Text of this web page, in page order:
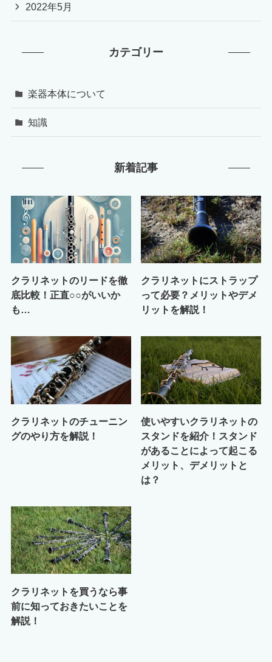
2022年5月
カテゴリー
楽器本体について
知識
新着記事
クラリネットのリードを徹
底比較！正直○○がいいか
も…
クラリネットにストラップ
って必要？メリットやデメ
リットを解説！
クラリネットのチューニン
グのやり方を解説！
使いやすいクラリネットの
スタンドを紹介！スタンド
があることによって起こる
メリット、デメリットと
は？
クラリネットを買うなら事
前に知っておきたいことを
解説！